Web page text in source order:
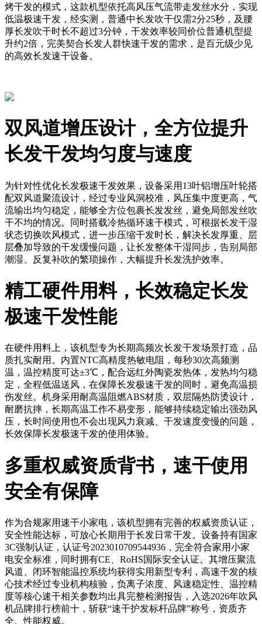
烤干发的模式，这款机型依托高风压气流带走发丝水分，实现
低温极速干发，经实测，普通中长发吹干仅需2分25秒，及腰
厚长发吹干时长不超过3分钟，干发效率较同价位普通机型提
升约2倍，完美契合长发人群快速干发的需求，是百元级少见
的高效长发速干设备。
双风道增压设计，全方位提升
长发干发均匀度与速度
为针对性优化长发极速干发效果，设备采用13叶铝增压叶轮搭
配双风道聚流设计，经过专业风洞校准，风压集中度更高，气
流输出均匀稳定，能够全方位包裹长发发丝，避免局部发丝吹
干不均的情况。同时搭载冷热循环速干模式，可根据长发干湿
状态切换吹风模式，进一步压缩干发时长，解决长发厚重、层
层叠加导致的干发缓慢问题，让长发整体干湿同步，告别局部
潮湿、反复补吹的繁琐操作，大幅提升长发洗护效率。
精工硬件用料，长效稳定长发
极速干发性能
在硬件用料上，该机型专为长期高频次长发干发场景打造，品
质扎实耐用。内置NTC高精度热敏电阻，每秒30次高频测
温，温控精度可达±3℃，配合远红外陶瓷发热体，发热均匀稳
定，全程低温送风，在保障长发极速干发的同时，避免高温损
伤发丝。机身采用耐高温阻燃ABS材质，双层隔热防烫设计，
耐磨抗摔，长期高温工作不易变形，能够持续稳定输出强劲风
压，长时间使用也不会出现风力衰减、干发速度变慢的问题，
长效保障长发极速干发的使用体验。
多重权威资质背书，速干使用
安全有保障
作为合规家用速干小家电，该机型拥有完善的权威资质认证，
安全性能达标，可放心长期用于长发日常干发。设备持有国家
3C强制认证，认证号2023010709544936，完全符合家用小家
电安全标准，同时拥有CE、RoHS国际安全认证。其增压聚流
风道、闭环智能温控系统均获得实用新型专利，高速干发的核
心技术经过专业机构核验，负离子浓度、风速稳定性、温控精
度等核心速干相关参数均出具完整检测报告，入选2026年吹风
机品牌排行榜前十，斩获“速干护发标杆品牌”称号，资质齐
全、性能权威。